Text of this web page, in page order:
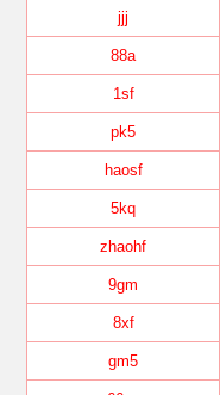
jjj
88a
1sf
pk5
haosf
5kq
zhaohf
9gm
8xf
gm5